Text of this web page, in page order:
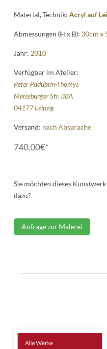
Material, Technik:Acryl auf
Abmessungen (H x B): 30cm x
Jahr: 2010
Verfügbar im Atelier:
Peter Padubrin-Thomys
Merseburger Str. 38A
04177 Leipzig
Versand: nach Absprache
740,00€*
Sie möchten dieses
dazu?
Anfrage zur Malerei
Alle Werke